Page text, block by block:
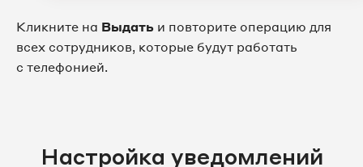
Кликните на Выдать и повторите операцию для
всех сотрудников, которые будут работать
с телефонией.
Настройка уведомлений